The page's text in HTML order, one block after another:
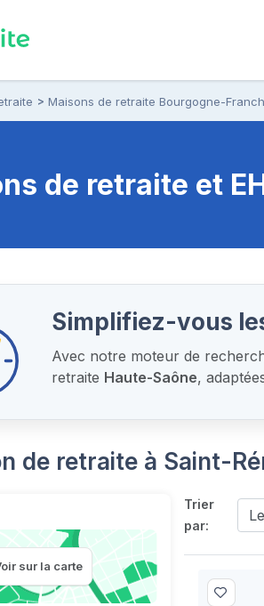
Maisons de retraite Bourgogne-
de retraite et
Simplifiez-vous
Avec notre moteur de
retraite Haute-Saône,
de retraite à Saint-
sur la carte
Trier
par: